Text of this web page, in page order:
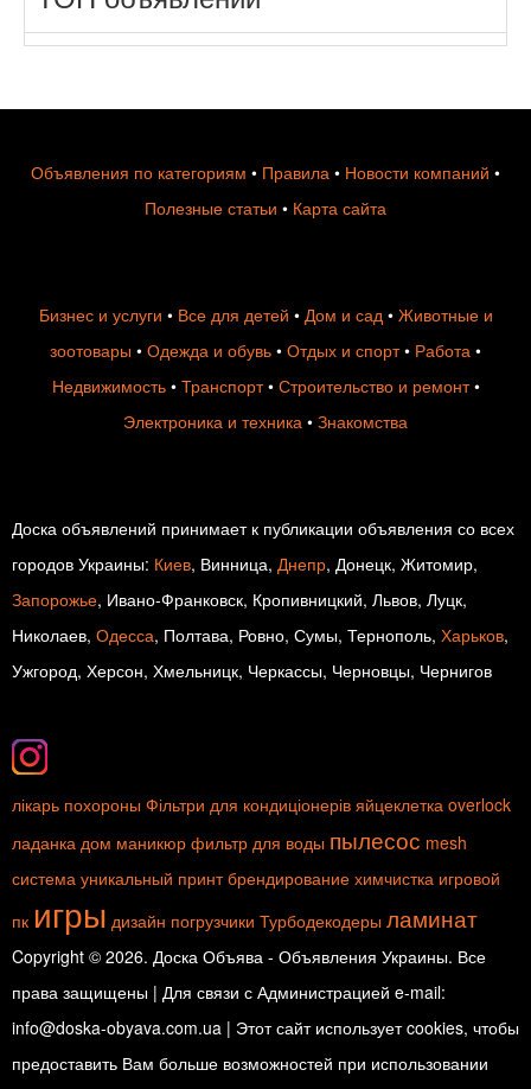
Объявления по категориям • Правила • Новости компаний •
Полезные статьи • Карта сайта
Бизнес и услуги • Все для детей • Дом и сад• Животные и
зоотовары • Одежда и обувь • Отдых и спорт• Работа •
Недвижимость• Транспорт• Строительство и ремонт•
Электроника и техника • Знакомства
Доска объявлений принимает к публикации объявления со всех
городов Украины: Киев, Винница, Днепр, Донецк, Житомир,
Запорожье, Ивано-Франковск, Кропивницкий, Львов, Луцк,
Николаев, Одесса, Полтава, Ровно, Сумы, Тернополь, Харьков,
Ужгород, Херсон, Хмельницк, Черкассы, Черновцы, Чернигов
лікарь похороны Фільтри для кондиціонерів яйцеклетка overlock
ладанка дом маникюр фильтр для воды пылесос mesh
система уникальный принт брендирование химчистка игровой
пк игры дизайн погрузчики Турбодекодеры ламинат
Copyright © 2026. Доска Объява - Объявления Украины. Все
права защищены | Для связи с Администрацией e-mail:
info@doska-obyava.com.ua | Этот сайт использует cookies, чтобы
предоставить Вам больше возможностей при использовании